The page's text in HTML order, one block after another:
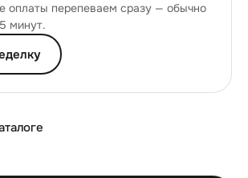
оплаты перепеваем сразу — обычно
минут.